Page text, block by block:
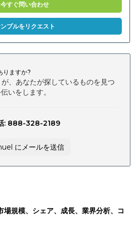
今すぐ問い合わせ
プルをリクエスト
りますか?
、あなたが探しているものを見つ
いをします。
: 888-328-2189
にメールを送信
規模、シェア、成長、業界分析、コ